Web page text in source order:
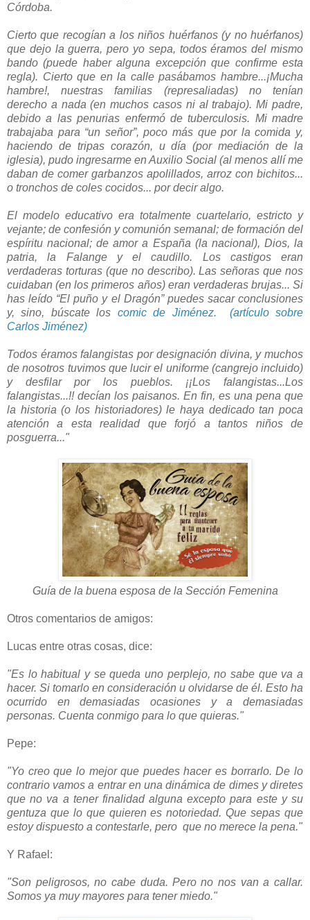
Córdoba.
Cierto que recogían a los niños huérfanos (y no huérfanos)
que dejo la guerra, pero yo sepa, todos éramos del mismo
bando (puede haber alguna excepción que confirme esta
regla). Cierto que en la calle pasábamos hambre...¡Mucha
hambre!, nuestras familias (represaliadas) no tenían
derecho a nada (en muchos casos ni al trabajo). Mi padre,
debido a las penurias enfermó de tuberculosis. Mi madre
trabajaba para “un señor”, poco más que por la comida y,
haciendo de tripas corazón, u día (por mediación de la
iglesia), pudo ingresarme en Auxilio Social (al menos allí me
daban de comer garbanzos apolillados, arroz con bichitos...
o tronchos de coles cocidos... por decir algo.
El modelo educativo era totalmente cuartelario, estricto y
vejante; de confesión y comunión semanal; de formación del
espíritu nacional; de amor a España (la nacional), Dios, la
patria, la Falange y el caudillo. Los castigos eran
verdaderas torturas (que no describo). Las señoras que nos
cuidaban (en los primeros años) eran verdaderas brujas... Si
has leído “El puño y el Dragón” puedes sacar conclusiones
y, sino, búscate los comic de Jiménez.
(artículo sobre
Carlos Jiménez)
Todos éramos falangistas por designación divina, y muchos
de nosotros tuvimos que lucir el uniforme (cangrejo incluido)
y desfilar por los pueblos. ¡¡Los falangistas...Los
falangistas...!! decían los paisanos. En fin, es una pena que
la historia (o los historiadores) le haya dedicado tan poca
atención a esta realidad que forjó a tantos niños de
posguerra..."
Guía de la buena esposa de la Sección Femenina
Otros comentarios de amigos:
Lucas entre otras cosas, dice:
"Es lo habitual y se queda uno perplejo, no sabe que va a
hacer. Si tomarlo en consideración u olvidarse de él. Esto ha
ocurrido en demasiadas ocasiones y a demasiadas
personas. Cuenta conmigo para lo que quieras."
Pepe:
"Yo creo que lo mejor que puedes hacer es borrarlo. De lo
contrario vamos a entrar en una dinámica de dimes y diretes
que no va a tener finalidad alguna excepto para este y su
gentuza que lo que quieren es notoriedad. Que sepas que
estoy dispuesto a contestarle, pero que no merece la pena."
Y Rafael:
"Son peligrosos, no cabe duda. Pero no nos van a callar.
Somos ya muy mayores para tener miedo."